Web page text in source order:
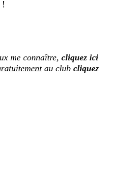
!
me connaître, cliquez ici
au club cliquez